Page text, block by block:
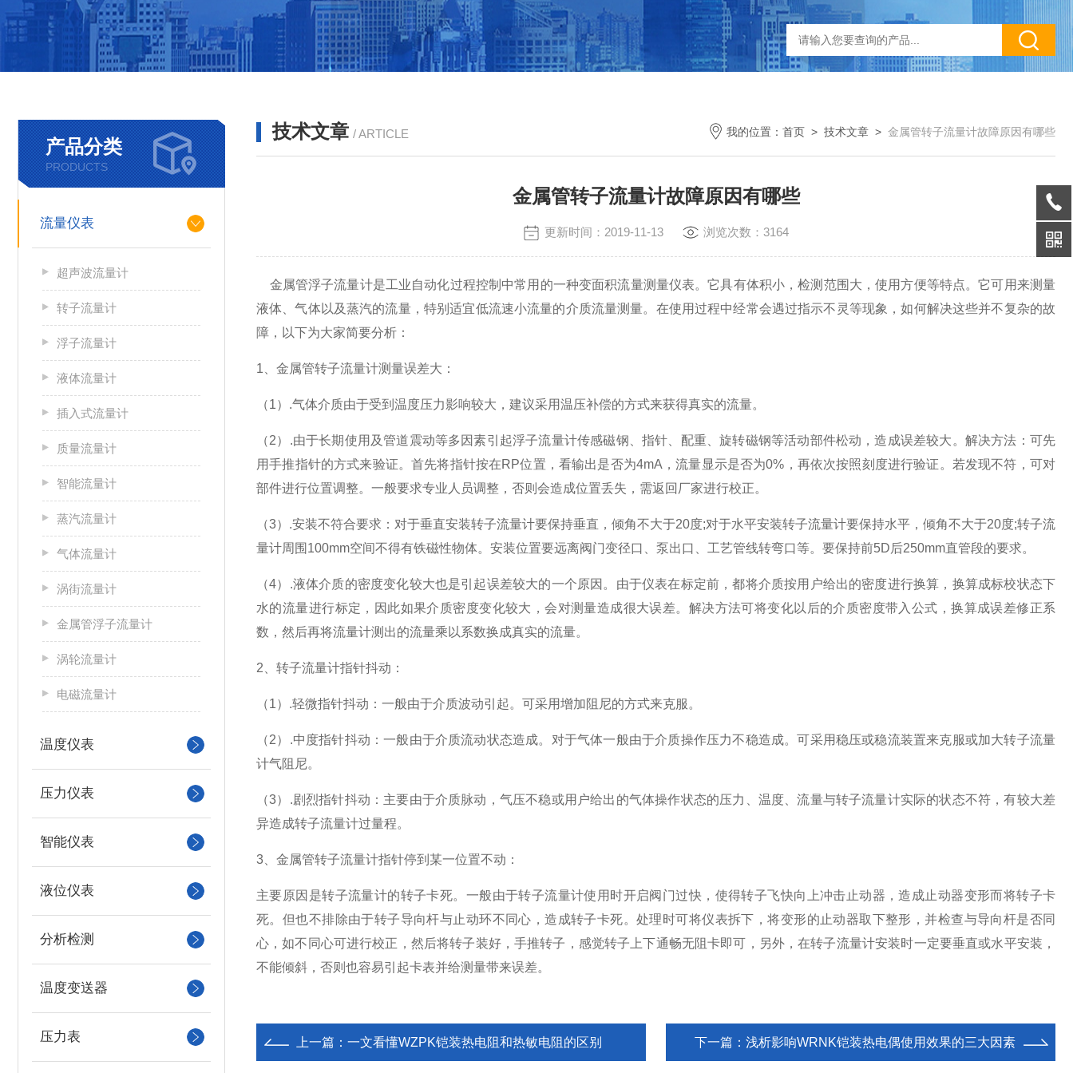
产品分类
PRODUCTS
流量仪表
超声波流量计
转子流量计
浮子流量计
液体流量计
插入式流量计
质量流量计
智能流量计
蒸汽流量计
气体流量计
涡街流量计
金属管浮子流量计
涡轮流量计
电磁流量计
温度仪表
压力仪表
智能仪表
液位仪表
分析检测
温度变送器
压力表
技术文章 / ARTICLE 我的位置： 首页 > 技术文章 > 金属管转子流量计故障原因有哪些
金属管转子流量计故障原因有哪些
更新时间：2019-11-13 浏览次数：3164
金属管浮子流量计是工业自动化过程控制中常用的一种变面积流量测量仪表。它具有体积小，检测范围大，使用方便等特点。它可用来测量
液体、气体以及蒸汽的流量，特别适宜低流速小流量的介质流量测量。在使用过程中经常会遇过指示不灵等现象，如何解决这些并不复杂的故
障，以下为大家简要分析：
1 、金属管转子流量计测量误差大：
（1）.气体介质由于受到温度压力影响较大，建议采用温压补偿的方式来获得真实的流量。
（2）.由于长期使用及管道震动等多因素引起浮子流量计传感磁钢、指针、配重、旋转磁钢等活动部件松动，造成误差较大。解决方法：可先
用手推指针的方式来验证。首先将指针按在RP位置，看输出是否为4mA，流量显示是否为0%，再依次按照刻度进行验证。若发现不符，可对
部件进行位置调整。一般要求专业人员调整，否则会造成位置丢失，需返回厂家进行校正。
（3）.安装不符合要求：对于垂直安装转子流量计要保持垂直，倾角不大于20度;对于水平安装转子流量计要保持水平，倾角不大于20度;转子流
量计周围100mm空间不得有铁磁性物体。安装位置要远离阀门变径口、泵出口、工艺管线转弯口等。要保持前5D后250mm直管段的要求。
（4）.液体介质的密度变化较大也是引起误差较大的一个原因。由于仪表在标定前，都将介质按用户给出的密度进行换算，换算成标校状态下
水的流量进行标定，因此如果介质密度变化较大，会对测量造成很大误差。解决方法可将变化以后的介质密度带入公式，换算成误差修正系
数，然后再将流量计测出的流量乘以系数换成真实的流量。
2 、转子流量计指针抖动：
（1）.轻微指针抖动：一般由于介质波动引起。可采用增加阻尼的方式来克服。
（2）.中度指针抖动：一般由于介质流动状态造成。对于气体一般由于介质操作压力不稳造成。可采用稳压或稳流装置来克服或加大转子流量
计气阻尼。
（3）.剧烈指针抖动：主要由于介质脉动，气压不稳或用户给出的气体操作状态的压力、温度、流量与转子流量计实际的状态不符，有较大差
异造成转子流量计过量程。
3 、金属管转子流量计指针停到某一位置不动：
主要原因是转子流量计的转子卡死。一般由于转子流量计使用时开启阀门过快，使得转子飞快向上冲击止动器，造成止动器变形而将转子卡
死。但也不排除由于转子导向杆与止动环不同心，造成转子卡死。处理时可将仪表拆下，将变形的止动器取下整形，并检查与导向杆是否同
心，如不同心可进行校正，然后将转子装好，手推转子，感觉转子上下通畅无阻卡即可，另外，在转子流量计安装时一定要垂直或水平安装，
不能倾斜，否则也容易引起卡表并给测量带来误差。
上一篇： 一文看懂WZPK铠装热电阻和热敏电阻的区别 下一篇： 浅析影响WRNK铠装热电偶使用效果的三大因素